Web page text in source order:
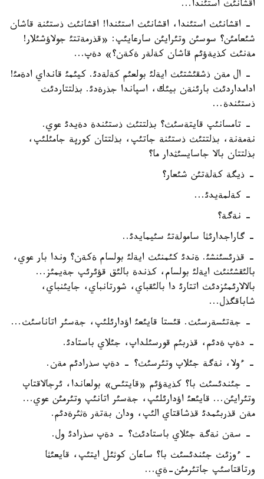
اقشانئث استئندا...
- اقشانئث استئندا، اقشانئث استئندا! اقشانئث ذستئنة قاشان
شئعامئن؟ سوسئن وتئرايئن سارعايئپ: «قذرمةتتئ جولاؤشئلار!
مةنئث كذيةؤئم قاشان كةلةر ةكةن؟» دةپ...
- ال مةن ذشقئشتئث ايةلئ بولعئم كةلةدئ. كيئمئ قانداي ادةمئ!
ادامداردئث بارئنةن بيئك، اسپاندا جذرةدئ. بذلتتاردئث
ذستئندة...
- تامسانئپ قايتةسئث؟ بذلتتئث ذستئندة دةيدئ عوي.
نةمةنة، بذلتتئث ذستئنة جاتئپ، بذلتتان كورپة جامئلئپ،
بذلتتان بالا جاسايسئثدار ما؟
- ذيگة كةلةتئن شئعار؟
- كةلمةيدئ...
- نةگة؟
- گاراجدارئثا سامولةتئ سئيمايدئ..
- قذرئسئنشئ. ةندئ كئمنئث ايةلئ بولسام ةكةن؟ وندا بار عوي،
بالئقشئنئث ايةلئ بولسام، كذندة بالئق قؤئرئپ جةيمئز...
بالالارئمئزدئث اتتارئ دا بالئقباي، شورتانباي، جايئنباي،
شاباقگذل...
- جةتئسةرسئث. قئستا قايئعئ اؤدارئلئپ، جةسئر اتاناسئث...
- دةپ ةدئم، قذربئم قورسئلداپ، جئلاي باستادئ.
- ءولا، نةگة جئلاپ وتئرسئث؟ - دةپ سذرادئم مةن.
- جئندئسئث با؟ كذيةؤئم «قايتئس» بولعاندا، ئرجالاقتاپ
وتئرايئن... قايئعئ اؤدارئلئپ، جةسئر اتانئپ وتئرمئن عوي...
مةن قذربئمدئ قذشاقتاي الئپ، ودان بةتةر ةثئرةدئم.
- سةن نةگة جئلاي باستادئث؟ - دةپ سذرادئ ول.
- ءوزئث جئندئسئث با؟ ساعان كوثئل ايتئپ، قايعئثا
ورتاقتاسئپ جاتئرمئن-ةي...